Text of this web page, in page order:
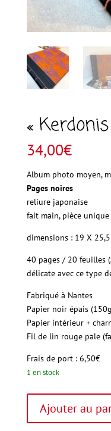
«
34,00€
Album photo moyen,
Pages noires
reliure japonaise
fait main, pièce unique
dimensions : 19 X
40 pages / 20 feuilles
délicate avec ce type
Fabriqué à Nantes
Papiernoir épais
Papier intérieur +
Filde lin rouge pale
Frais de port : 6,50€
1 en stock
"Kerdonis"
Ajouter au